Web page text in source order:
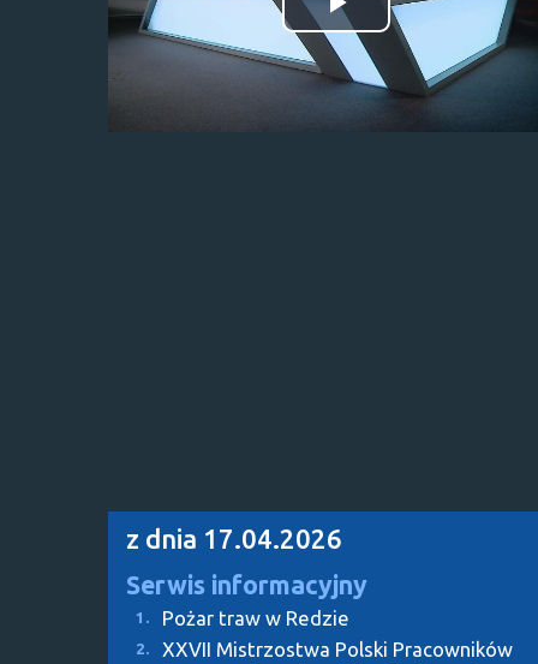
Odtwórz
wideo
z dnia 17.04.2026
Serwis informacyjny
1. Pożar traw w Redzie
2.
XXVII Mistrzostwa Polski Pracowników